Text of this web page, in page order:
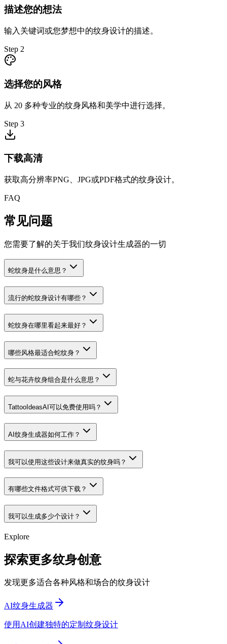
描述您的想法
输入关键词或您梦想中的纹身设计的描述。
Step 2
选择您的风格
从 20 多种专业的纹身风格和美学中进行选择。
Step 3
下载高清
获取高分辨率PNG、JPG或PDF格式的纹身设计。
FAQ
常见问题
您需要了解的关于我们纹身设计生成器的一切
蛇纹身是什么意思？
流行的蛇纹身设计有哪些？
蛇纹身在哪里看起来最好？
哪些风格最适合蛇纹身？
蛇与花卉纹身组合是什么意思？
TattooIdeasAI可以免费使用吗？
AI纹身生成器如何工作？
我可以使用这些设计来做真实的纹身吗？
有哪些文件格式可供下载？
我可以生成多少个设计？
Explore
探索更多纹身创意
发现更多适合各种风格和场合的纹身设计
AI纹身生成器
使用AI创建独特的定制纹身设计